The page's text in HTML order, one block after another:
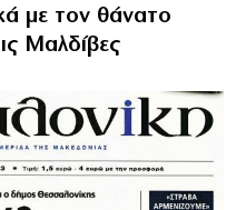
με τον θάνατο
Μαλδίβες